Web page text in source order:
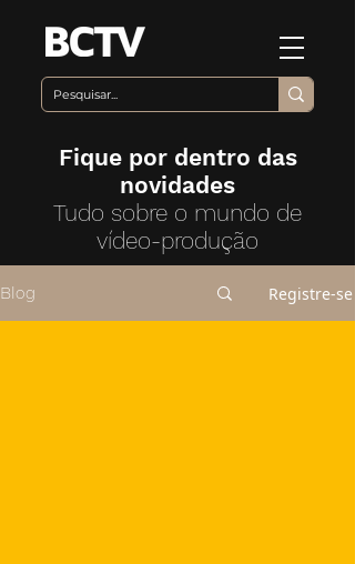
Fique por dentro das
novidades
Tudo sobre o mundo de
vídeo-produção
Blog Registre-se